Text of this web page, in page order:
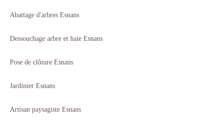
Abattage d'arbres Esnans
Dessouchage arbre et haie Esnans
Pose de clôture Esnans
Jardinier Esnans
Artisan paysagiste Esnans